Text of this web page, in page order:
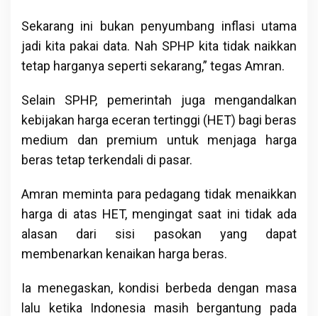
Sekarang ini bukan penyumbang inflasi utama
jadi kita pakai data. Nah SPHP kita tidak naikkan
tetap harganya seperti sekarang,” tegas Amran.
Selain SPHP, pemerintah juga mengandalkan
kebijakan harga eceran tertinggi (HET) bagi beras
medium dan premium untuk menjaga harga
beras tetap terkendali di pasar.
Amran meminta para pedagang tidak menaikkan
harga di atas HET, mengingat saat ini tidak ada
alasan dari sisi pasokan yang dapat
membenarkan kenaikan harga beras.
Ia menegaskan, kondisi berbeda dengan masa
lalu ketika Indonesia masih bergantung pada